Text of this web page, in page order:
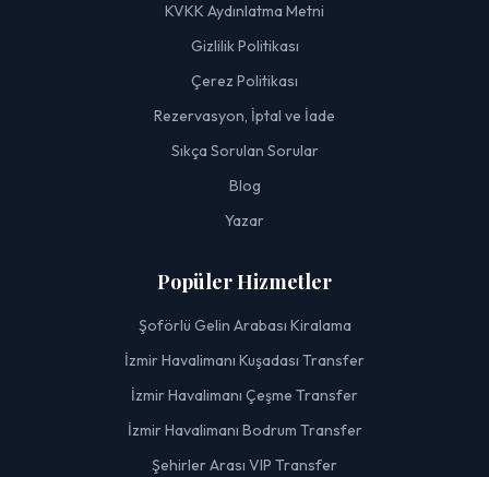
KVKK Aydınlatma Metni
Gizlilik Politikası
Çerez Politikası
Rezervasyon, İptal ve İade
Sıkça Sorulan Sorular
Blog
Yazar
Popüler Hizmetler
Şoförlü Gelin Arabası Kiralama
İzmir Havalimanı Kuşadası Transfer
İzmir Havalimanı Çeşme Transfer
İzmir Havalimanı Bodrum Transfer
Şehirler Arası VIP Transfer